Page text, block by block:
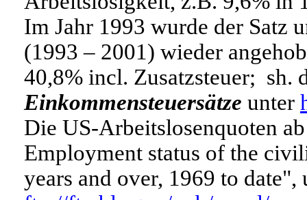
Im Jahr 1993 wurde der Satz
(1993 – 2001) wieder
40,8% incl. Zusatzsteuer; sh.
Einkommensteuersätze unter
Die US-Arbeitslosenquoten
Employment status of the
years and over, 1969 to date",